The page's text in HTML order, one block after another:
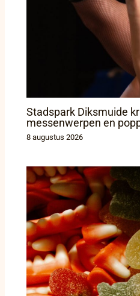
Stadspark Diksmuide
messenwerpen en
8 augustus 2026